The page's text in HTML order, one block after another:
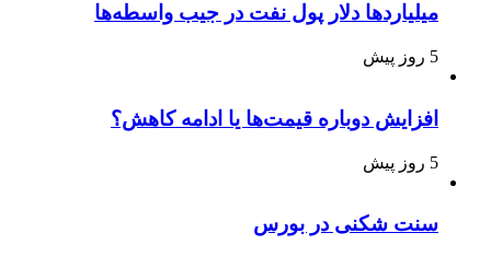
میلیاردها دلار پول نفت در جیب واسطه‌ها
5 روز پیش
افزایش دوباره قیمت‌ها یا ادامه کاهش؟
5 روز پیش
سنت شکنی در بورس